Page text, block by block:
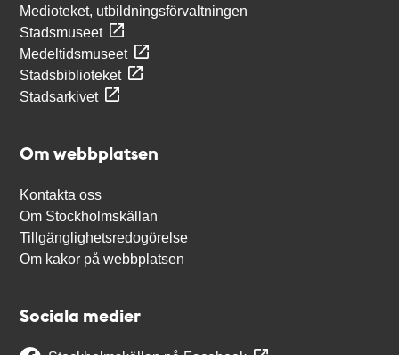
Medioteket, utbildningsförvaltningen
Stadsmuseet
Medeltidsmuseet
Stadsbiblioteket
Stadsarkivet
Om webbplatsen
Kontakta oss
Om Stockholmskällan
Tillgänglighetsredogörelse
Om kakor på webbplatsen
Sociala medier